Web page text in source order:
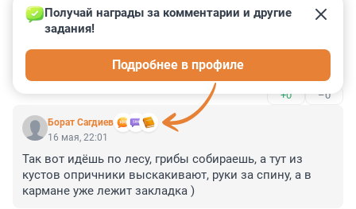
Гость
17 мая, 01:09
Шёл закладчик тёмным лесом, за каким-то
+0 –0
Борат Сaгдиев
Получай награды за комментарии и другие
задания!
Подробнее в профиле
16 мая, 22:01
Так вот идёшь по лесу, грибы собираешь, а тут из
кустов опричники выскакивают, руки за спину, а в
кармане уже лежит закладка )